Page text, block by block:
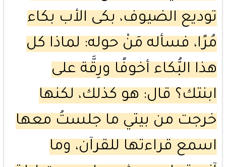
توديع الضيوف، بكى الأب بكاء
مُرًا، فسأله مَنْ حوله: لماذا كل
هذا البُّكاء أخوفًا ورِقَّة على
ابنتك؟ قال: هو كذلك، لكنها
خرجت من بيتي ما جلستُ معها
اسمع قراءتها للقرآن، وما